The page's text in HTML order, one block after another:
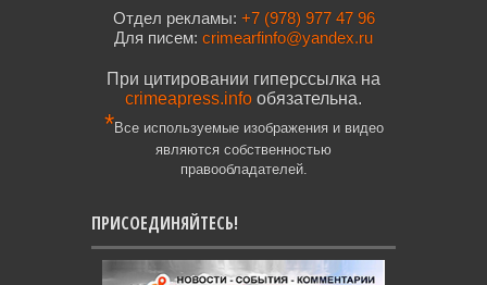
Отдел рекламы: +7 (978) 977 47 96
Для писем: crimearfinfo@yandex.ru
При цитировании гиперссылка на
crimeapress.info обязательна.
*Все используемые изображения и видео
являются собственностью
правообладателей.
ПРИСОЕДИНЯЙТЕСЬ!